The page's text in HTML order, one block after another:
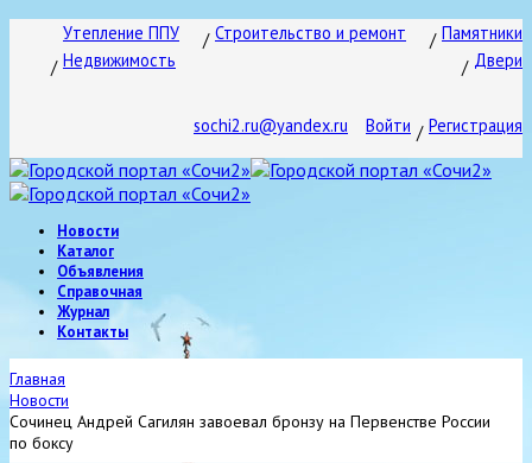
Утепление ППУ Строительство и ремонт
Памятники
Недвижимость
Двери
sochi2.ru@yandex.ru Войти Регистрация
Новости
Каталог
Объявления
Справочная
Журнал
Контакты
Главная
Новости
Сочинец Андрей Сагилян завоевал бронзу на Первенстве России
по боксу